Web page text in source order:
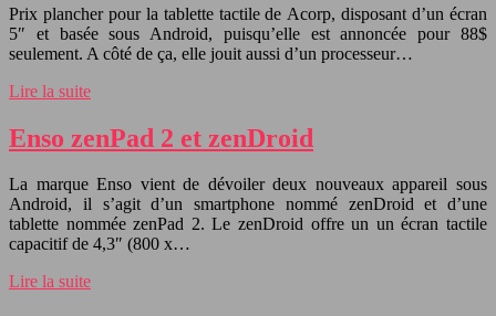
Prix plancher pour la tablette tactile de Acorp, disposant d’un écran
5″ et basée sous Android, puisqu’elle est annoncée pour 88$
seulement. A côté de ça, elle jouit aussi d’un processeur…
Lire la suite
Enso zenPad 2 et zenDroid
La marque Enso vient de dévoiler deux nouveaux appareil sous
Android, il s’agit d’un smartphone nommé zenDroid et d’une
tablette nommée zenPad 2. Le zenDroid offre un un écran tactile
capacitif de 4,3″ (800 x…
Lire la suite